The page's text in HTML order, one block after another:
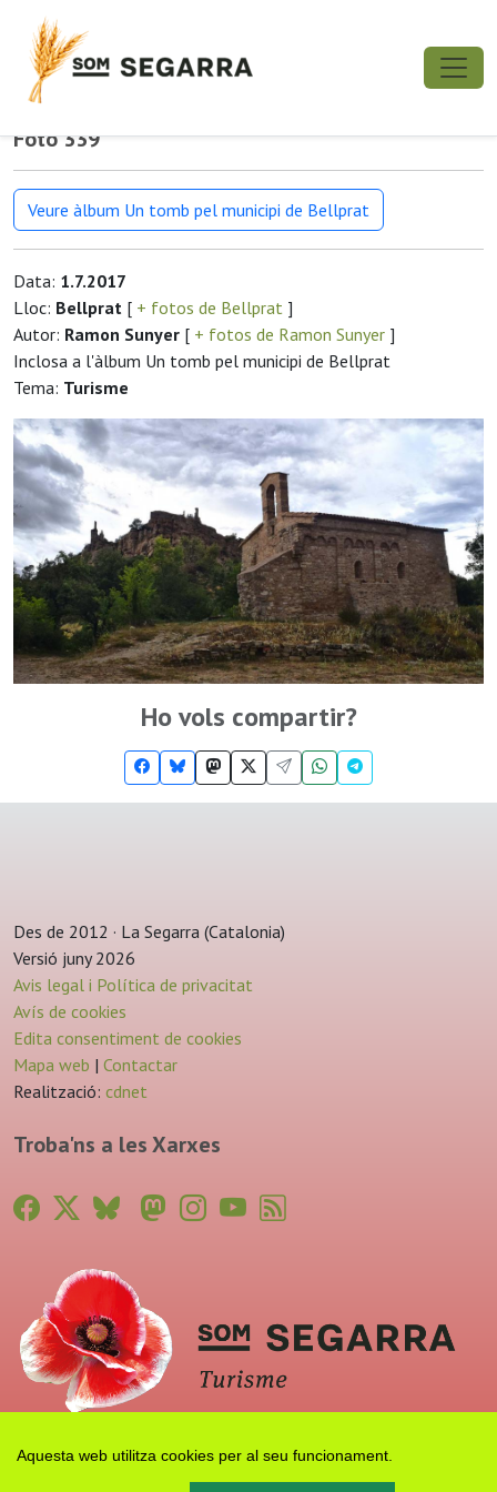
Aquesta web utilitza cookies per al seu funcionament.
Foto 339
Veure àlbum Un tomb pel municipi de Bellprat
Data: 1.7.2017
Lloc: Bellprat [ + fotos de Bellprat ]
Autor: Ramon Sunyer [ + fotos de Ramon Sunyer ]
Inclosa a l'àlbum Un tomb pel municipi de Bellprat
Tema: Turisme
Ho vols compartir?
Des de 2012 · La Segarra (Catalonia)
Versió juny 2026
Avis legal i Política de privacitat
Avís de cookies
Edita consentiment de cookies
Mapa web | Contactar
Realització: cdnet
Troba'ns a les Xarxes